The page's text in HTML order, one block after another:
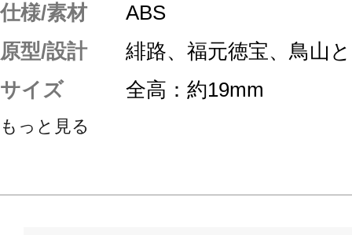
仕様/素材
ABS
原型/設計
緋路、福元徳宝、鳥山
サイズ
全高：約19mm
もっと見る